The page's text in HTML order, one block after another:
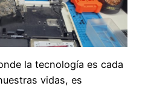
la tecnología es cada
vidas, es